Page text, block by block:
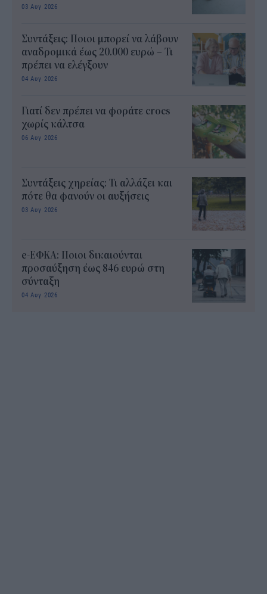
03 Αυγ 2026
Συντάξεις: Ποιοι μπορεί να λάβουν
αναδρομικά έως 20.000 ευρώ – Τι
πρέπει να ελέγξουν
04 Αυγ 2026
Γιατί δεν πρέπει να φοράτε crocs
χωρίς κάλτσα
06 Αυγ 2026
Συντάξεις χηρείας: Τι αλλάζει και
πότε θα φανούν οι αυξήσεις
03 Αυγ 2026
e-ΕΦΚΑ: Ποιοι δικαιούνται
προσαύξηση έως 846 ευρώ στη
σύνταξη
04 Αυγ 2026